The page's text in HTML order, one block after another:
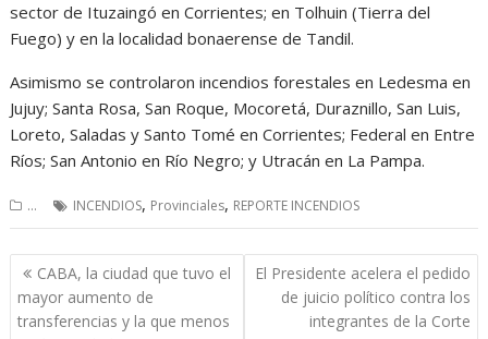
sector de Ituzaingó en Corrientes; en Tolhuin (Tierra del
Fuego) y en la localidad bonaerense de Tandil.
Asimismo se controlaron incendios forestales en Ledesma en
Jujuy; Santa Rosa, San Roque, Mocoretá, Duraznillo, San Luis,
Loreto, Saladas y Santo Tomé en Corrientes; Federal en Entre
Ríos; San Antonio en Río Negro; y Utracán en La Pampa.
... INCENDIOS, Provinciales, REPORTE INCENDIOS
Navegación
de
entradas
CABA, la ciudad que tuvo el
mayor aumento de
transferencias y la que menos
El Presidente acelera el pedido
de juicio político contra los
integrantes de la Corte